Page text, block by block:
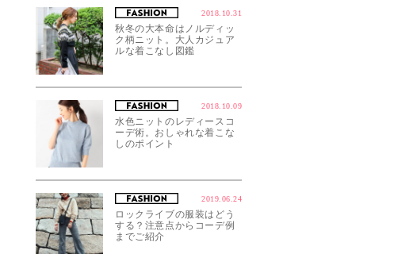
2018.10.31
秋冬の大本命はノルディッ
ク柄ニット。大人カジュア
ルな着こなし図鑑
2018.10.09
水色ニットのレディースコ
ーデ術。おしゃれな着こな
しのポイント
2019.06.24
ロックライブの服装はどう
する？注意点からコーデ例
までご紹介